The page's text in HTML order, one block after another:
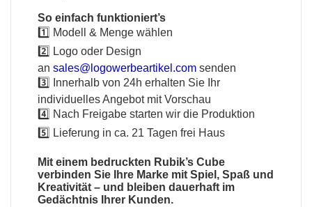
So einfach funktioniert’s
1️⃣ Modell & Menge wählen
2️⃣ Logo oder Design
ansales@logowerbeartikel.com senden
3️⃣ Innerhalb von 24h erhalten Sie Ihr
individuelles Angebot mit Vorschau
4️⃣ Nach Freigabe starten wir die Produktion
5️⃣ Lieferung in ca. 21 Tagen frei Haus
Mit einem bedruckten Rubik’s Cube
verbinden Sie Ihre Marke mit Spiel, Spaß und
Kreativität – und bleiben dauerhaft im
Gedächtnis Ihrer Kunden.